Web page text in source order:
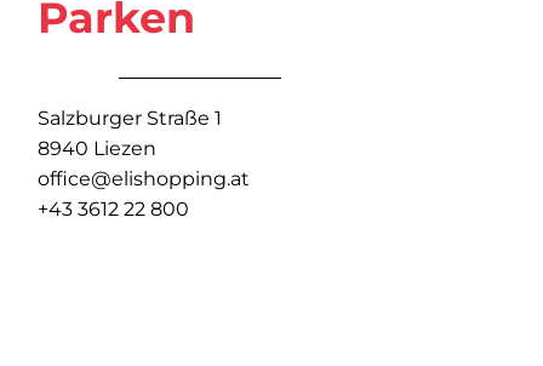
Parken
Salzburger Straße 1
8940 Liezen
office@elishopping.at
+43 3612 22 800